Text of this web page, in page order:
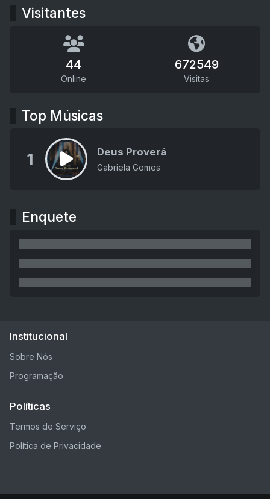
Visitantes
44
Online
672549
Visitas
Top Músicas
1 Deus Proverá
Gabriela Gomes
Enquete
Institucional
Sobre Nós
Programação
Políticas
Termos de Serviço
Política de Privacidade